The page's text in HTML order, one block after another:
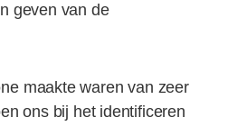
geven van de
maakte waren van zeer
ons bij het identificeren